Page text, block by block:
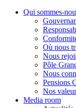
Qui sommes-
Où nous
Nous
Pôle
Nous
Pensions
Nos
Media room